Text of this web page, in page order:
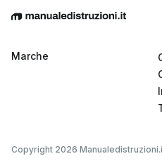
Marche
Copyright 2026